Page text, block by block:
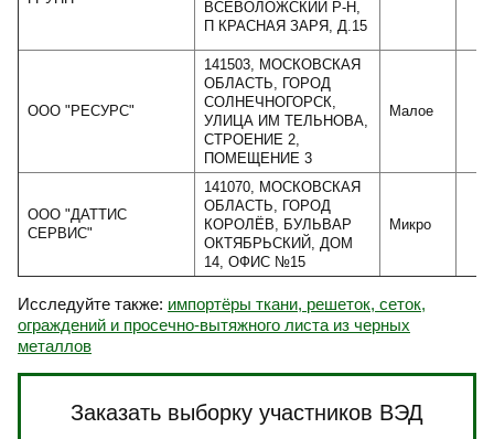
ВСЕВОЛОЖСКИЙ Р-Н,
П КРАСНАЯ ЗАРЯ, Д.15
ООО "РЕСУРС"
141503, МОСКОВСКАЯ
ОБЛАСТЬ, ГОРОД
СОЛНЕЧНОГОРСК,
УЛИЦА ИМ ТЕЛЬНОВА,
СТРОЕНИЕ 2,
ПОМЕЩЕНИЕ 3
Малое
ООО "ДАТТИС
СЕРВИС"
141070, МОСКОВСКАЯ
ОБЛАСТЬ, ГОРОД
КОРОЛЁВ, БУЛЬВАР
ОКТЯБРЬСКИЙ, ДОМ
14, ОФИС №15
Микро
Исследуйте также: импортёры ткани, решеток, сеток,
ограждений и просечно-вытяжного листа из черных
металлов
Заказать выборку участников ВЭД